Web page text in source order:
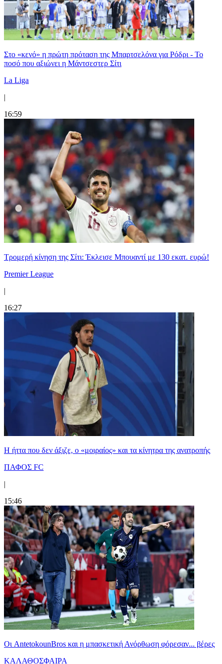
Στο «κενό» η πρώτη πρόταση της Μπαρτσελόνα για Ρόδρι - Το
ποσό που αξιώνει η Μάντσεστερ Σίτι
La Liga
|
16:59
Τρομερή κίνηση της Σίτι: Έκλεισε Μπουαντί με 130 εκατ. ευρώ!
Premier League
|
16:27
Η ήττα που δεν άξιζε, ο «μοιραίος» και τα κίνητρα της ανατροπής
ΠΑΦΟΣ FC
|
15:46
Oι AntetokounBros και η μπασκετική Ανόρθωση φόρεσαν... βέρες
ΚΑΛΑΘΟΣΦΑΙΡΑ